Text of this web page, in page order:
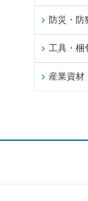
防災・防
工具・梱
産業資材